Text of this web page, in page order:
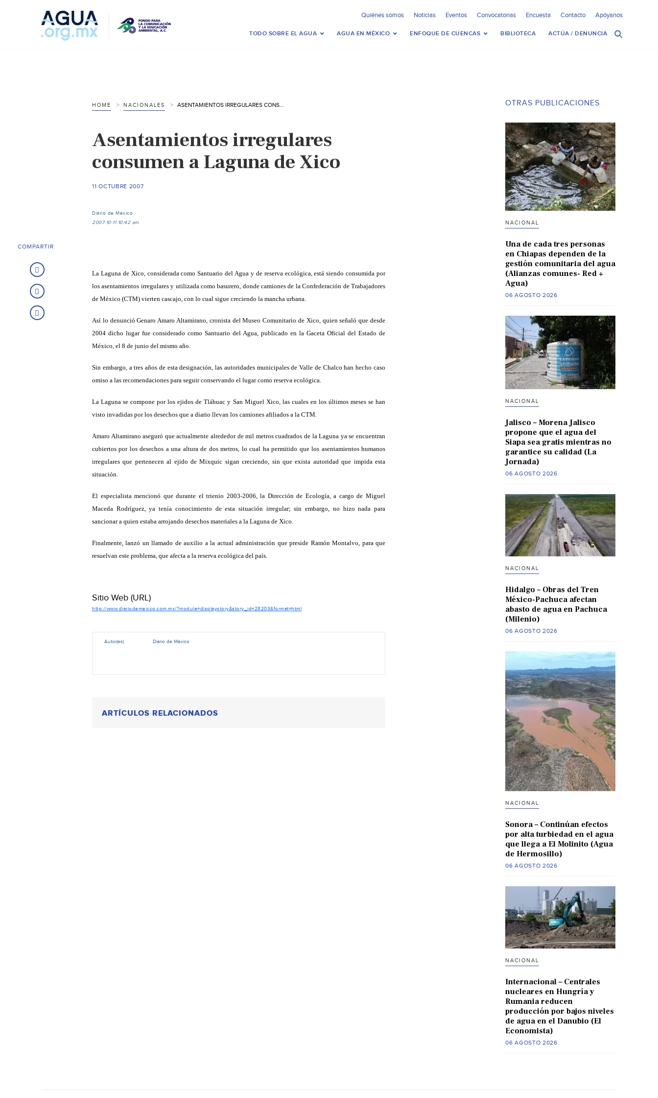
Quiénes somos Noticias Eventos Convocatorias Encuesta Contacto Apóyanos
TODO SOBRE EL AGUA AGUA EN MÉXICO ENFOQUE DE CUENCAS BIBLIOTECA ACTÚA / DENUNCIA
HOME NACIONALES ASENTAMIENTOS IRREGULARES CONSUMEN A LAGUNA DE XICO
Asentamientos irregulares
consumen a Laguna de Xico
11 OCTUBRE 2007
Diario de México
2007-10-11 10:42 am
La Laguna de Xico, considerada como Santuario del Agua y de reserva ecológica, está siendo consumida por
los asentamientos irregulares y utilizada como basurero, donde camiones de la Confederación de Trabajadores
de México (CTM) vierten cascajo, con lo cual sigue creciendo la mancha urbana.
Así lo denunció Genaro Amaro Altamirano, cronista del Museo Comunitario de Xico, quien señaló que desde
2004 dicho lugar fue considerado como Santuario del Agua, publicado en la Gaceta Oficial del Estado de
México, el 8 de junio del mismo año.
Sin embargo, a tres años de esta designación, las autoridades municipales de Valle de Chalco han hecho caso
omiso a las recomendaciones para seguir conservando el lugar como reserva ecológica.
La Laguna se compone por los ejidos de Tláhuac y San Miguel Xico, las cuales en los últimos meses se han
visto invadidas por los desechos que a diario llevan los camiones afiliados a la CTM.
Amaro Altamirano aseguró que actualmente alrededor de mil metros cuadrados de la Laguna ya se encuentran
cubiertos por los desechos a una altura de dos metros, lo cual ha permitido que los asentamientos humanos
irregulares que pertenecen al ejido de Mixquic sigan creciendo, sin que exista autoridad que impida esta
situación.
El especialista mencionó que durante el trienio 2003-2006, la Dirección de Ecología, a cargo de Miguel
Maceda Rodríguez, ya tenía conocimiento de esta situación irregular; sin embargo, no hizo nada para
sancionar a quien estaba arrojando desechos materiales a la Laguna de Xico.
Finalmente, lanzó un llamado de auxilio a la actual administración que preside Ramón Montalvo, para que
resuelvan este problema, que afecta a la reserva ecológica del país.
Sitio Web (URL)
http://www.diariodemexico.com.mx/?module=displaystory&story_id=28203&format=html
Autor(es) Diario de México
ARTÍCULOS RELACIONADOS
COMPARTIR
OTRAS PUBLICACIONES
NACIONAL
Una de cada tres personas
en Chiapas dependen de la
gestión comunitaria del agua
(Alianzas comunes- Red +
Agua)
06 AGOSTO 2026
NACIONAL
Jalisco – Morena Jalisco
propone que el agua del
Siapa sea gratis mientras no
garantice su calidad (La
Jornada)
06 AGOSTO 2026
NACIONAL
Hidalgo – Obras del Tren
México-Pachuca afectan
abasto de agua en Pachuca
(Milenio)
06 AGOSTO 2026
NACIONAL
Sonora – Continúan efectos
por alta turbiedad en el agua
que llega a El Molinito (Agua
de Hermosillo)
06 AGOSTO 2026
NACIONAL
Internacional – Centrales
nucleares en Hungría y
Rumania reducen
producción por bajos niveles
de agua en el Danubio (El
Economista)
06 AGOSTO 2026